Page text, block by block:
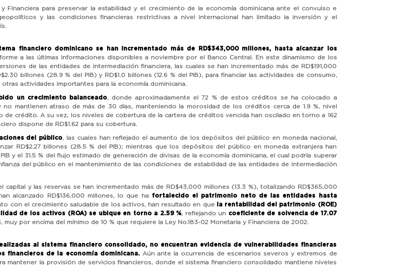
Financiera para preservar la estabilidad y el crecimiento de la economía dominicana ante el convulso e
y las condiciones financieras restrictivas a nivel internacional han limitado la inversión y el
financiero dominicano se han incrementado más de RD$343,000 millones, hasta alcanzar los
a las últimas informaciones disponibles a noviembre por el Banco Central. En este dinamismo de los
de las entidades de intermediación financiera, las cuales se han incrementado más de RD$191,000
billones (28.9 % del PIB) y RD$1.0 billones (12.6 % del PIB), para financiar las actividades de consumo,
actividades importantes para la economía dominicana.
un crecimiento balanceado, donde aproximadamente el 72 % de estos créditos se ha colocado a
mantienen atraso de más de 30 días, manteniendo la morosidad de los créditos cerca de 1.9 %, nivel
crédito. A su vez, los niveles de cobertura de la cartera de créditos vencida han oscilado en torno a 162
dispone de RD$1.62 para su cobertura.
del público, las cuales han reflejado el aumento de los depósitos del público en moneda nacional,
RD$2.27 billones (28.5 % del PIB); mientras que los depósitos del público en moneda extranjera han
y el 31.5 % del flujo estimado de generación de divisas de la economía dominicana, el cual podría superar
del público en el mantenimiento de las condiciones de estabilidad de las entidades de intermediación
y las reservas se han incrementado más de RD$43,000 millones (13.3 %), totalizando RD$365,000
alcanzado RD$136,000 millones, lo que ha fortalecido el patrimonio neto de las entidades hasta
con el crecimiento saludable de los activos, han resultado en que
la rentabilidad del patrimonio (ROE)
de los activos (ROA) se ubique en torno a 2.59 %, reflejando un coeficiente de solvencia de 17.07
por encima del mínimo de 10 % que requiere la Ley No.183-02 Monetaria y Financiera de 2002.
al sistema financiero consolidado, no encuentran evidencia de vulnerabilidades financieras
financieros de la economía dominicana.Aún ante la ocurrencia de escenarios severos y extremos de
mantener la provisión de servicios financieros, donde el sistema financiero consolidado mantiene niveles